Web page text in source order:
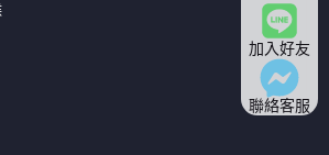
加入好友
聯絡客服